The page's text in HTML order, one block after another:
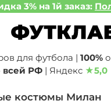
3% на 1й заказ:
для футбола | 100%
всей РФ | Яндекс ★5,0
костюмы Милан